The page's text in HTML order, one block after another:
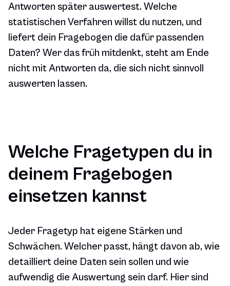
Antworten später auswertest. Welche
statistischen Verfahren willst du nutzen, und
liefert dein Fragebogen die dafür passenden
Daten? Wer das früh mitdenkt, steht am Ende
nicht mit Antworten da, die sich nicht sinnvoll
auswerten lassen.
Welche Fragetypen du in
deinem Fragebogen
einsetzen kannst
Jeder Fragetyp hat eigene Stärken und
Schwächen. Welcher passt, hängt davon ab, wie
detailliert deine Daten sein sollen und wie
aufwendig die Auswertung sein darf. Hier sind